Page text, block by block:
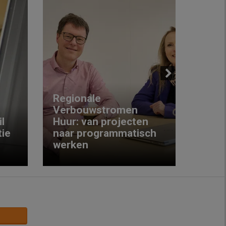
Regionale
Verbouwstromen
Huur: van projecten
naar programmatisch
werken
Next